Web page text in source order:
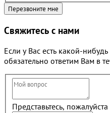
Свяжитесь с нами
Если у Вас есть какой-
обязательно ответим Вам в
Представьтесь, пожалуйста